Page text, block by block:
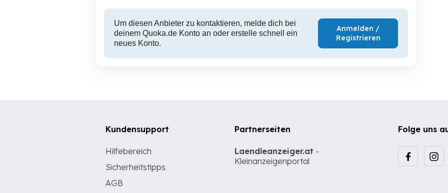
Um diesen Anbieter zu kontaktieren, melde dich bei
deinem Quoka.de Konto an oder erstelle schnell ein
neues Konto.
Anmelden /
Registrieren
Folge uns
Kundensupport
Hilfebereich
Sicherheitstipps
AGB
Partnerseiten
Laendleanzeiger.at -
Kleinanzeigenportal